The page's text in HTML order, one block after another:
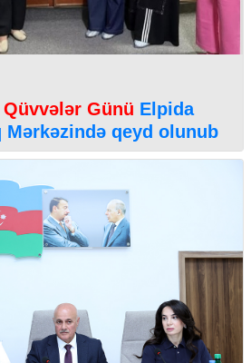
Günü Elpida
qeyd olunub